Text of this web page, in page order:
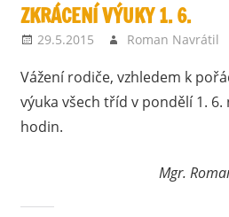
ZKRÁCENÍ VÝUKY 1. 6.
29.5.2015 Roman Navrátil
Vážení rodiče, vzhledem k
výuka všech tříd v pondělí 1. 6.
hodin.
Mgr.